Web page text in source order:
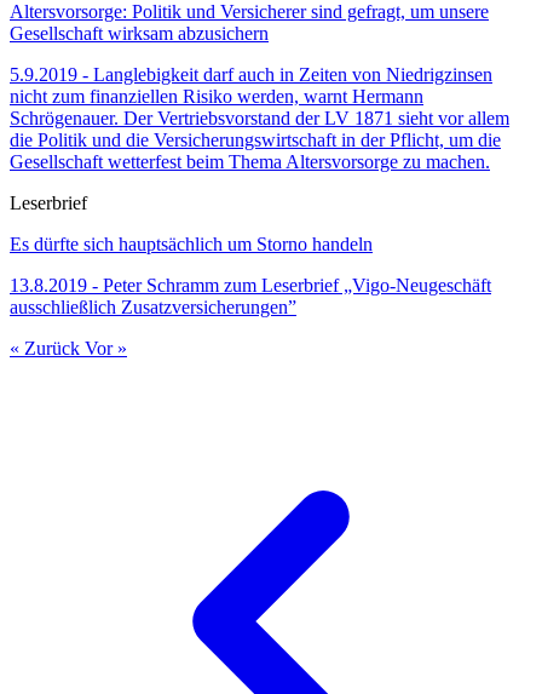
Altersvorsorge: Politik und Versicherer sind gefragt, um unsere
Gesellschaft wirksam abzusichern
5.9.2019 - Langlebigkeit darf auch in Zeiten von Niedrigzinsen
nicht zum finanziellen Risiko werden, warnt Hermann
Schrögenauer. Der Vertriebsvorstand der LV 1871 sieht vor allem
die Politik und die Versicherungswirtschaft in der Pflicht, um die
Gesellschaft wetterfest beim Thema Altersvorsorge zu machen.
Leserbrief
Es dürfte sich hauptsächlich um Storno handeln
13.8.2019 - Peter Schramm zum Leserbrief „Vigo-Neugeschäft
ausschließlich Zusatzversicherungen”
« Zurück Vor »